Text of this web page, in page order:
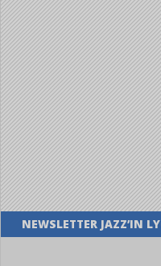
NEWSLETTER JAZZ’IN